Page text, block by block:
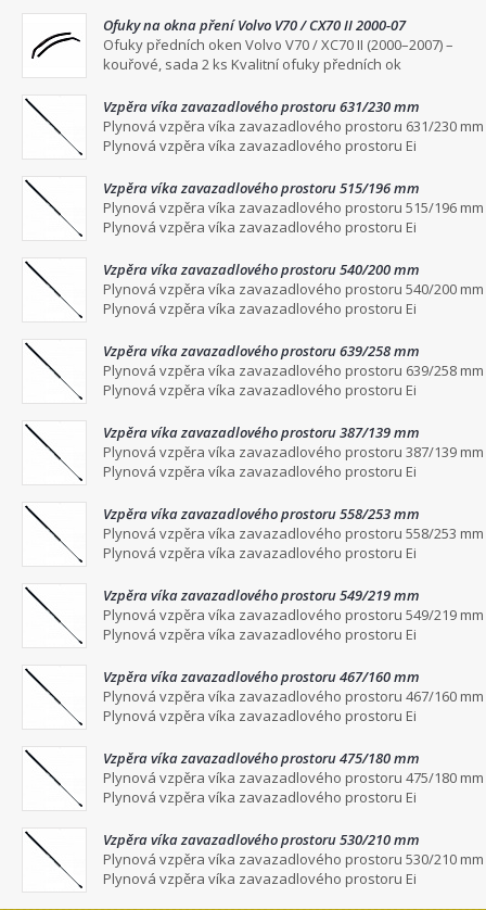
Ofuky na okna pření Volvo V70 / CX70 II 2000-07
Ofuky předních oken Volvo V70 / XC70 II (2000–2007) –
kouřové, sada 2 ks Kvalitní ofuky předních ok
Vzpěra víka zavazadlového prostoru 631/230 mm
Plynová vzpěra víka zavazadlového prostoru 631/230 mm
Plynová vzpěra víka zavazadlového prostoru Ei
Vzpěra víka zavazadlového prostoru 515/196 mm
Plynová vzpěra víka zavazadlového prostoru 515/196 mm
Plynová vzpěra víka zavazadlového prostoru Ei
Vzpěra víka zavazadlového prostoru 540/200 mm
Plynová vzpěra víka zavazadlového prostoru 540/200 mm
Plynová vzpěra víka zavazadlového prostoru Ei
Vzpěra víka zavazadlového prostoru 639/258 mm
Plynová vzpěra víka zavazadlového prostoru 639/258 mm
Plynová vzpěra víka zavazadlového prostoru Ei
Vzpěra víka zavazadlového prostoru 387/139 mm
Plynová vzpěra víka zavazadlového prostoru 387/139 mm
Plynová vzpěra víka zavazadlového prostoru Ei
Vzpěra víka zavazadlového prostoru 558/253 mm
Plynová vzpěra víka zavazadlového prostoru 558/253 mm
Plynová vzpěra víka zavazadlového prostoru Ei
Vzpěra víka zavazadlového prostoru 549/219 mm
Plynová vzpěra víka zavazadlového prostoru 549/219 mm
Plynová vzpěra víka zavazadlového prostoru Ei
Vzpěra víka zavazadlového prostoru 467/160 mm
Plynová vzpěra víka zavazadlového prostoru 467/160 mm
Plynová vzpěra víka zavazadlového prostoru Ei
Vzpěra víka zavazadlového prostoru 475/180 mm
Plynová vzpěra víka zavazadlového prostoru 475/180 mm
Plynová vzpěra víka zavazadlového prostoru Ei
Vzpěra víka zavazadlového prostoru 530/210 mm
Plynová vzpěra víka zavazadlového prostoru 530/210 mm
Plynová vzpěra víka zavazadlového prostoru Ei